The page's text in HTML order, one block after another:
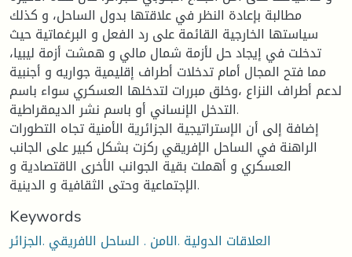
مطالبة بإعادة النظر في علاقتها بدول الساحل، و كذلك
سياستها الخارجية القائمة على رد الفعل و البرغماتية حيث
تدخلت في إيجاد حل لأزمة شمال مالي و همشت أزمة ليبيا،
مما فتح المجال أمام تدخلات أطراف إقليمية جواريه و أجنبية
لدعم أطراف النزاع ،وخلق مبررات لتدخلها العسكري سواء باسم
التدخل الإنساني أو باسم نشر الديمقراطية.
إضافة إلى أن الإستراتيجية الجزائرية الأمنية تجاه التطورات
الراهنة في الساحل الإفريقي ركزت بشكل كبير على الجانب
العسكري و أهملت بقية الجوانب الأخرى الاقتصادية و
الإجتماعية وحتى الثقافية و الدينية.
Keywords
العلاقات الدولية .الامن . الساحل الافريقي .الجزائر